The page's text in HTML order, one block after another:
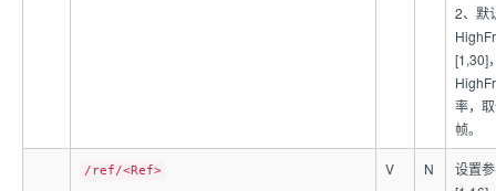
2、默
[1,30]
率，
帧。
/ref/<Ref> V N
设置